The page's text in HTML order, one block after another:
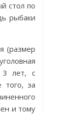
стол по
рыбаки
(размер
3 лет, с
того, за
и тому